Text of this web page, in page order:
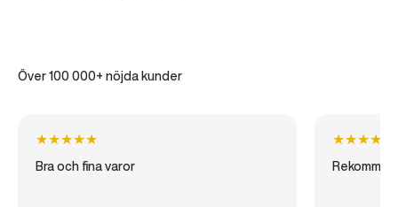
Över 100 000+ nöjda kunder
★★★★★
Bra och fina varor
★★★★